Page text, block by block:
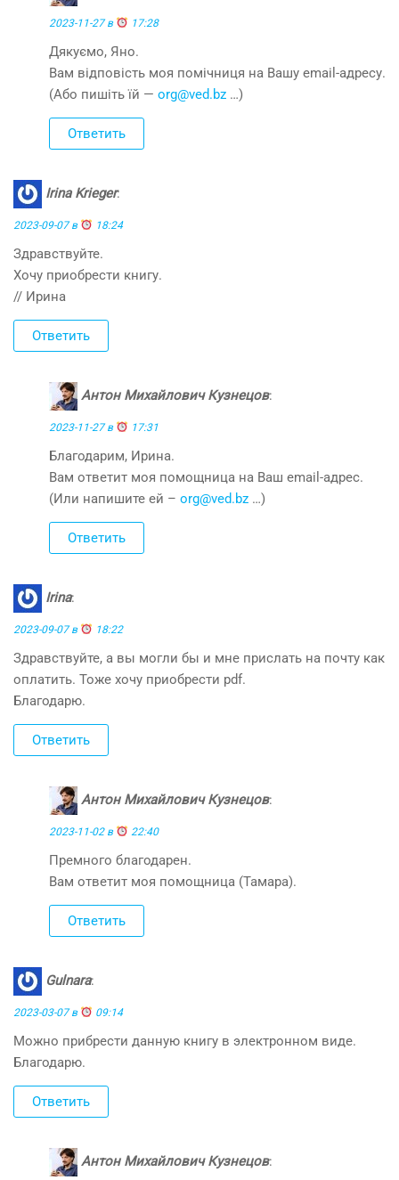
2023-11-27 в 17:28
Дякуємо, Яно.
Вам відповість моя помічниця на Вашу email-адресу.
(Або пишіть їй — org@ved.bz …)
Ответить
Irina Krieger:
2023-09-07 в 18:24
Здравствуйте.
Хочу приобрести книгу.
// Ирина
Ответить
Антон Михайлович Кузнецов:
2023-11-27 в 17:31
Благодарим, Ирина.
Вам ответит моя помощница на Ваш email-адрес.
(Или напишите ей – org@ved.bz …)
Ответить
Irina:
2023-09-07 в 18:22
Здравствуйте, а вы могли бы и мне прислать на почту как
оплатить. Тоже хочу приобрести pdf.
Благодарю.
Ответить
Антон Михайлович Кузнецов:
2023-11-02 в 22:40
Премного благодарен.
Вам ответит моя помощница (Тамара).
Ответить
Gulnara:
2023-03-07 в 09:14
Можно прибрести данную книгу в электронном виде.
Благодарю.
Ответить
Антон Михайлович Кузнецов: